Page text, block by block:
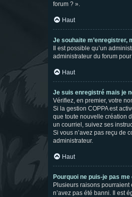
forum ? ».
Haut
Je souhaite m’enregistrer,
Il est possible qu’un
administrateur du forum
Haut
Je suis enregistré mais je
Vérifiez, en premier, votre
Si la gestion COPPA est
que toute nouvelle création
un courriel, suivez ses
Si vous n’avez pas reçu de
administrateur.
Haut
Pourquoi ne puis-je pas
Plusieurs raisons pourraient
n’avez pas été banni. Il est